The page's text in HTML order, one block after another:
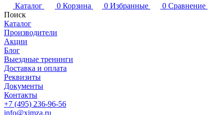
Каталог
0 Корзина 0 Избранные 0 Сравнение
Поиск
Каталог
Производители
Акции
Блог
Выездные тренинги
Доставка и оплата
Реквизиты
Документы
Контакты
+7 (495) 236-96-56
info@ximza.ru